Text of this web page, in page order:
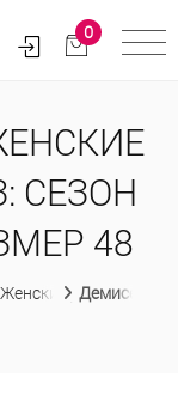
0
СЕЗОН
48
одежда
Женские